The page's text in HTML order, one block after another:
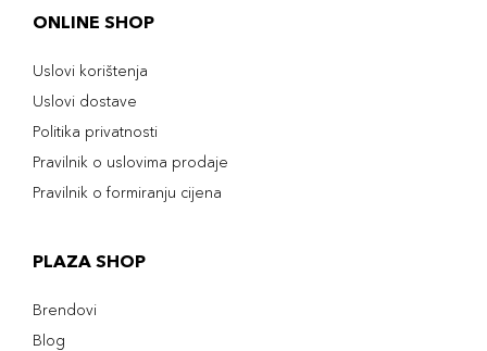
ONLINE SHOP
Uslovi korištenja
Uslovi dostave
Politika privatnosti
Pravilnik o uslovima prodaje
Pravilnik o formiranju cijena
PLAZA SHOP
Brendovi
Blog